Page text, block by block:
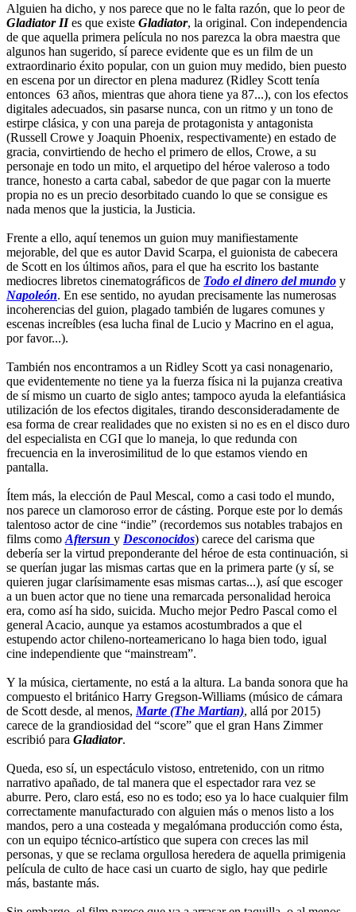
Alguien ha dicho, y nos parece que no le falta razón, que lo peor de
Gladiator IIes que existe Gladiator, la original. Con independencia
de que aquella primera película no nos parezca la obra maestra que
algunos han sugerido, sí parece evidente que es un film de un
extraordinario éxito popular, con un guion muy medido, bien puesto
en escena por un director en plena madurez (Ridley Scott tenía
entonces 63 años, mientras que ahora tiene ya 87...), con los efectos
digitales adecuados, sin pasarse nunca, con un ritmo y un tono de
estirpe clásica, y con una pareja de protagonista y antagonista
(Russell Crowe y Joaquin Phoenix, respectivamente) en estado de
gracia, convirtiendo de hecho el primero de ellos, Crowe, a su
personaje en todo un mito, el arquetipo del héroe valeroso a todo
trance, honesto a carta cabal, sabedor de que pagar con la muerte
propia no es un precio desorbitado cuando lo que se consigue es
nada menos que la justicia, la Justicia.
Frente a ello, aquí tenemos un guion muy manifiestamente
mejorable, del que es autor David Scarpa, el guionista de cabecera
de Scott en los últimos años, para el que ha escrito los bastante
mediocres libretos cinematográficos de Todo el dinero del mundo y
Napoleón. En ese sentido, no ayudan precisamente las numerosas
incoherencias del guion, plagado también de lugares comunes y
escenas increíbles (esa lucha final de Lucio y Macrino en el agua,
por favor...).
También nos encontramos a un Ridley Scott ya casi nonagenario,
que evidentemente no tiene ya la fuerza física ni la pujanza creativa
de sí mismo un cuarto de siglo antes; tampoco ayuda la elefantiásica
utilización de los efectos digitales, tirando desconsideradamente de
esa forma de crear realidades que no existen si no es en el disco duro
del especialista en CGI que lo maneja, lo que redunda con
frecuencia en la inverosimilitud de lo que estamos viendo en
pantalla.
Ítem más, la elección de Paul Mescal, como a casi todo el mundo,
nos parece un clamoroso error de cásting. Porque este por lo demás
talentoso actor de cine “indie” (recordemos sus notables trabajos en
films como Aftersun y Desconocidos) carece del carisma que
debería ser la virtud preponderante del héroe de esta continuación, si
se querían jugar las mismas cartas que en la primera parte (y sí, se
quieren jugar clarísimamente esas mismas cartas...), así que escoger
a un buen actor que no tiene una remarcada personalidad heroica
era, como así ha sido, suicida. Mucho mejor Pedro Pascal como el
general Acacio, aunque ya estamos acostumbrados a que el
estupendo actor chileno-norteamericano lo haga bien todo, igual
cine independiente que “mainstream”.
Y la música, ciertamente, no está a la altura. La banda sonora que ha
compuesto el británico Harry Gregson-Williams (músico de cámara
de Scott desde, al menos, Marte (The Martian), allá por 2015)
carece de la grandiosidad del “score” que el gran Hans Zimmer
escribió para Gladiator.
Queda, eso sí, un espectáculo vistoso, entretenido, con un ritmo
narrativo apañado, de tal manera que el espectador rara vez se
aburre. Pero, claro está, eso no es todo; eso ya lo hace cualquier film
correctamente manufacturado con alguien más o menos listo a los
mandos, pero a una costeada y megalómana producción como ésta,
con un equipo técnico-artístico que supera con creces las mil
personas, y que se reclama orgullosa heredera de aquella primigenia
película de culto de hace casi un cuarto de siglo, hay que pedirle
más, bastante más.